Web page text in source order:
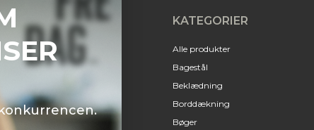
KATEGORIER
Alle produkter
Bagestål
Beklædning
Borddækning
Bøger